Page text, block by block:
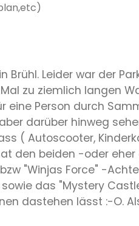
Leider war der
zu ziemlich langen
eine Person durch
darüber hinweg
( Autoscooter,
den beiden -oder
"Winjas Force" -
das "Mystery
dastehen lässt :-O.